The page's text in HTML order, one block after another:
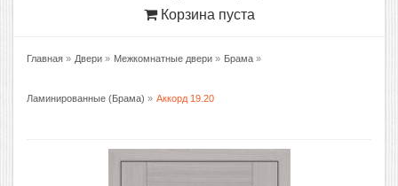
Корзина пуста
Главная » Двери » Межкомнатные двери » Брама »
Ламинированные (Брама) » Аккорд 19.20